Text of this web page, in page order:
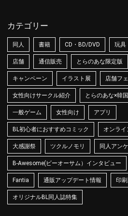
カテゴリー
同人 書籍 CD・BD/DVD 玩具
店舗 通信販売 とらのあな限定版
キャンペーン イラスト展 店舗フ
女性向けサークル紹介 とらのあな×韓国
一般ゲーム 女性向け アプリ
BL初心者におすすめコミック オンラ
大感謝祭 ツクルノモリ 同人アン
B-Awesome(ビーオーサム）インタビュー
Fantia 通販アップデート情報 印
オリジナルBL同人誌特集